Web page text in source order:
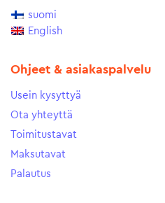
suomi
English
Ohjeet & asiakaspalvelu
Usein kysyttyä
Ota yhteyttä
Toimitustavat
Maksutavat
Palautus